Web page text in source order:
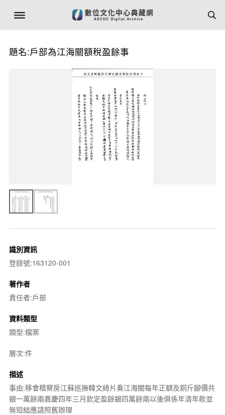
題名:戶部為江海關額稅盈餘事
識別資訊
登錄號:163120-001
著作者
責任者:戶部
資料類型
類型:檔案
層次:件
描述
事由:移會稽察房江蘇巡撫韓文綺片奏江海關每年正額及銅斤腳價共
銀一萬餘兩嘉慶四年三月欽定盈餘銀四萬餘兩以後俱係年清年款並
無短絀應請照舊辦理